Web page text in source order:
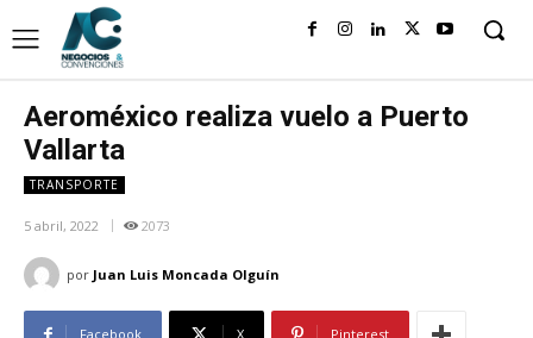
Aeroméxico realiza vuelo a Puerto
Vallarta
TRANSPORTE
5 abril, 2022 2073
por Juan Luis Moncada Olguín
Facebook X Pinterest